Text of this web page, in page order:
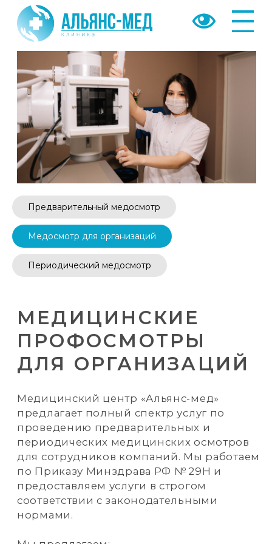
Назад
Предварительный медосмотр
Медосмотр для организаций
Периодический медосмотр
МЕДИЦИНСКИЕ
ПРОФОСМОТРЫ
ДЛЯ ОРГАНИЗАЦИЙ
периодических медицинских осмотров
для сотрудников компаний. Мы работаем
по Приказу Минздрава РФ № 29Н и
предоставляем услуги в строгом
соответствии с законодательными
нормами.
Выделенное время для
профосмотра ваших сотрудников
без общей очереди
для оформления медицинской
книжки.
Быстрое и качественное
прохождение всех специалистов.
Индивидуальный расчет итоговой
стоимостис учетом скидок.
В перечень медицинских услуг по
медицинского осмотра вашей